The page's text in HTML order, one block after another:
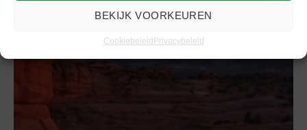
BEKIJK VOORKEUREN
CookiebeleidPrivacybeleid
Ontdek de nationale parken van Utah